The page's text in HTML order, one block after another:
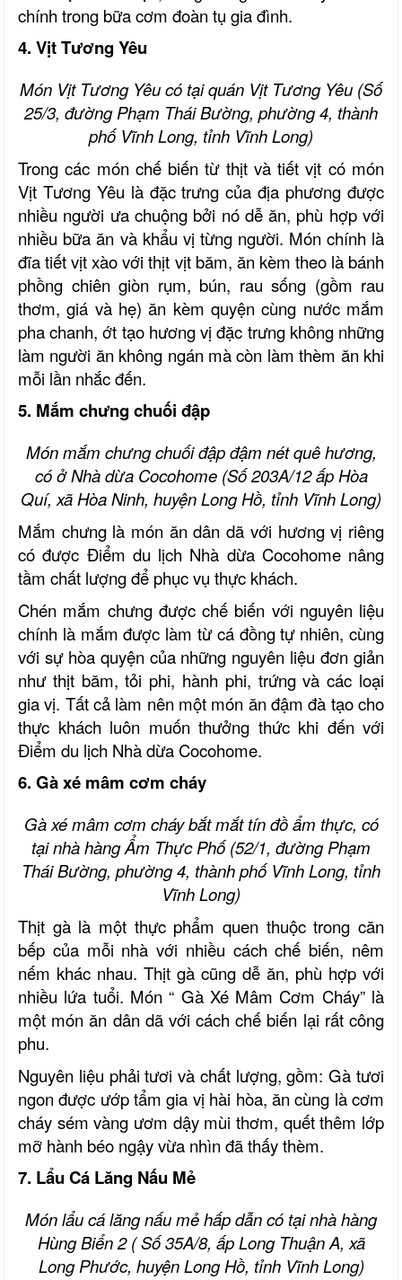
chính trong bữa cơm đoàn tụ gia đình.
4. Vịt Tương Yêu
Món Vịt Tương Yêu có tại quán Vịt Tương Yêu (Số
25/3, đường Phạm Thái Bường, phường 4, thành
phố Vĩnh Long, tỉnh Vĩnh Long)
Trong các món chế biến từ thịt và tiết vịt có món
Vịt Tương Yêu là đặc trưng của địa phương được
nhiều người ưa chuộng bởi nó dễ ăn, phù hợp với
nhiều bữa ăn và khẩu vị từng người. Món chính là
đĩa tiết vịt xào với thịt vịt băm, ăn kèm theo là bánh
phồng chiên giòn rụm, bún, rau sống (gồm rau
thơm, giá và hẹ) ăn kèm quyện cùng nước mắm
pha chanh, ớt tạo hương vị đặc trưng không những
làm người ăn không ngán mà còn làm thèm ăn khi
mỗi lần nhắc đến.
5. Mắm chưng chuối đập
Món mắm chưng chuối đập đậm nét quê hương,
có ở Nhà dừa Cocohome (Số 203A/12ấp Hòa
Quí, xã Hòa Ninh, huyện Long Hồ, tỉnh Vĩnh Long)
Mắm chưng là món ăn dân dã với hương vị riêng
có được Điểm du lịch Nhà dừa Cocohome nâng
tầm chất lượng để phục vụ thực khách.
Chén mắm chưng được chế biến với nguyên liệu
chính là mắm được làm từ cá đồng tự nhiên, cùng
với sự hòa quyện của những nguyên liệu đơn giản
như thịt băm, tỏi phi, hành phi, trứng và các loại
gia vị. Tất cả làm nên một món ăn đậm đà tạo cho
thực khách luôn muốn thưởng thức khi đến với
Điểm du lịch Nhà dừa Cocohome.
6. Gà xé mâm cơm cháy
Gà xé mâm cơm cháy bắt mắt tín đồ ẩm thực, có
tại nhà hàng Ẩm Thực Phố(52/1, đường Phạm
Thái Bường, phường 4, thành phố Vĩnh Long, tỉnh
Vĩnh Long)
Thịt gà là một thực phẩm quen thuộc trong căn
bếp của mỗi nhà với nhiều cách chế biến, nêm
nếm khác nhau. Thịt gà cũng dễ ăn, phù hợp với
nhiều lứa tuổi. Món “ Gà Xé Mâm Cơm Cháy” là
một món ăn dân dã với cách chế biến lại rất công
phu.
Nguyên liệu phải tươi và chất lượng, gồm: Gà tươi
ngon được ướp tẩm gia vị hài hòa, ăn cùng là cơm
cháy sém vàng ươm dậy mùi thơm, quết thêm lớp
mỡ hành béo ngậy vừa nhìn đã thấy thèm.
7. Lẩu Cá Lăng Nấu Mẻ
Món lẩu cálăng nấu mẻ hấp dẫn có tại nhà hàng
Hùng Biển 2 ( Số 35A/8, ấp Long Thuận A, xã
Long Phước, huyện Long Hồ, tỉnh Vĩnh Long)